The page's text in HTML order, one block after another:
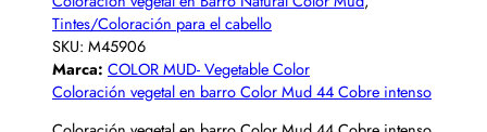
Tintes/Coloración para el cabello
SKU: M45906
Marca: COLOR MUD- Vegetable Color
Coloración vegetal en barro Color Mud 44 Cobre intenso